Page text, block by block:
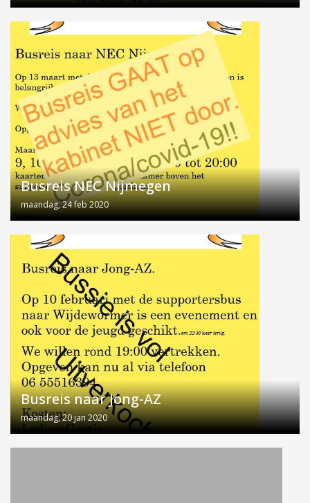
Busreis NEC Nijmegen
maandag, 24 feb 2020
Busreis naar Jong-AZ
maandag, 20 jan 2020